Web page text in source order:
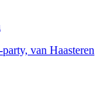
van Haasteren